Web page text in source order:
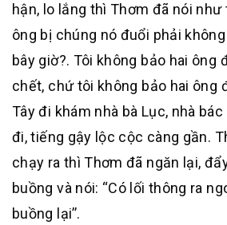
hận, lo lắng thì Thơm đã nói như
ông bị chúng nó đuổi phải
bây giờ?. Tôi không bảo hai ông
chết, chứ tôi không bảo hai ông
Tây đi khám nhà bà Lục, nhà
đi, tiếng gậy lộc cộc càng gần.
chạy ra thì Thơm đã ngăn lại,
buồng và nói: “Có lối thông ra
buồng lại’’.